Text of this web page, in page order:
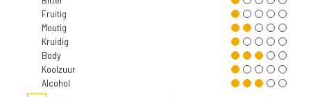
Fruitig
Moutig
Kruidig
Body
Koolzuur
Alcohol